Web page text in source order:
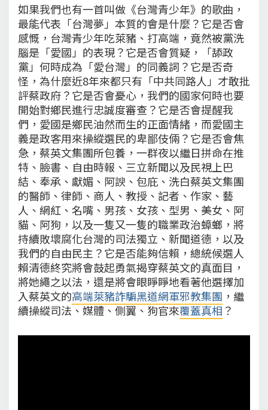
如果我們也有一首叫做《台灣青少年》的歌曲，
最能代表「台灣夢」本質的會是什麼？它是否會
感慨，台灣青少年吃萊豬、打高端，竟然被黨洗
腦是「愛國」的表現？它是否會質疑，「舔政
黨」何時成為「愛台灣」的同義詞？它是否奇
怪，為什麼近8年來都只有「中共同路人」才敢批
評蔡政府？它是否會憂心，我們的國家何時也要
開始對鄉民進行忠誠度審查？它是否會提醒我
們，愛國是鄉民油然而生的正面情緒，而愛國主
義是政客用來操縱選民的卑鄙伎倆？它是否會焦
急，蔡英文集團所包養，一群夜以繼日拼命在推
特、臉書、自由時報、三立新聞以及民視上巴
結、奉承、獻媚、阿諛、包庇、洗白蔡英文集團
的醫師、律師、商人、教授、記者、作家、藝
人、網紅、名嘴、男孩、女孩、型男、美女、阿
貓、阿狗，以及一隻又一隻的職業政治蟑螂，將
持續敗壞腐化台灣的司法獨立、新聞道德，以及
我們的自由民主？它是否能夠信賴，總統候選人
賴清德終究將會鼓起勇氣揭穿蔡英文的真面目，
將她繩之以法，還是將會眼睜睜地看著他選擇加
入蔡英文的高端萊豬詐騙黑道網軍邪教集團 ，繼
續操縱司法、媒體、側翼、狗官來覆蓋真相？